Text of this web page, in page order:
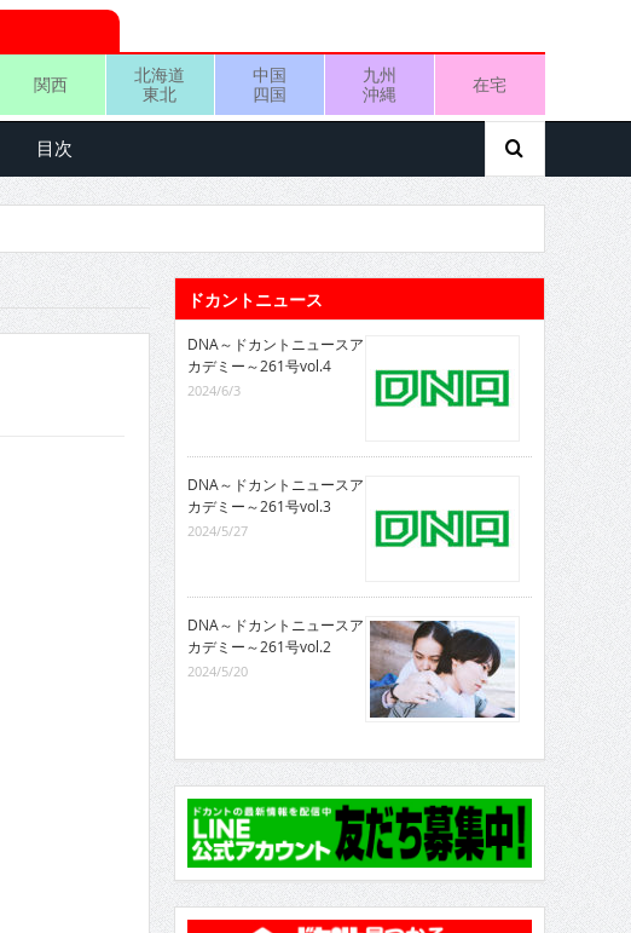
関西
北海道
東北
中国
四国
九州
沖縄
在宅
目次
ドカントニュース
DNA～ドカントニュースア
カデミー～261号vol.4
2024/6/3
DNA～ドカントニュースア
カデミー～261号vol.3
2024/5/27
DNA～ドカントニュースア
カデミー～261号vol.2
2024/5/20